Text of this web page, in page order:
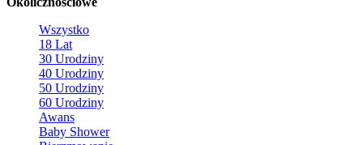
Wszystko
18 Lat
30 Urodziny
40 Urodziny
50 Urodziny
60 Urodziny
Awans
Baby Shower